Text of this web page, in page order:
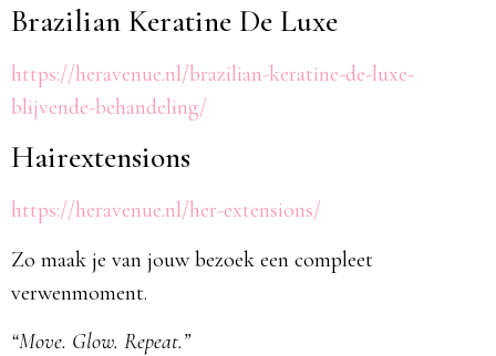
Brazilian Keratine De Luxe
https://heravenue.nl/brazilian-keratine-de-luxe-
blijvende-behandeling/
Hairextensions
https://heravenue.nl/her-extensions/
Zo maak je van jouw bezoek een compleet
verwenmoment.
“Move. Glow. Repeat.”